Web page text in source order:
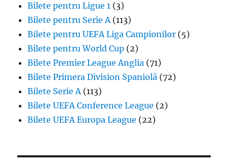
Bilete pentru Ligue 1 (3)
Bilete pentru Serie A(113)
Bilete pentru UEFA Liga Campionilor (5)
Bilete pentru World Cup (2)
Bilete Premier League Anglia (71)
Bilete Primera Division Spaniolă (72)
Bilete Serie A(113)
Bilete UEFA Conference League (2)
Bilete UEFA Europa League (22)